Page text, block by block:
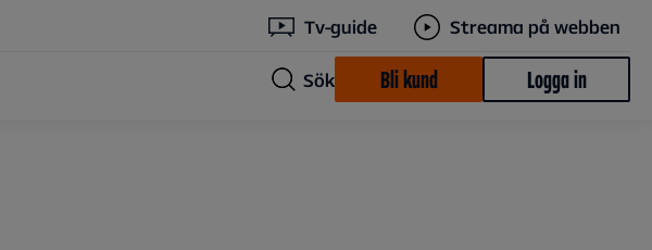
Tv-guide Streama på webben
Sök Bli kund Logga in